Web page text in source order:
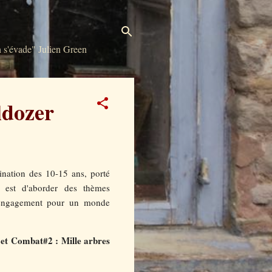
Julien Green
des 10-15 ans, porté
d'aborder des thèmes
pour un monde
Combat#2 : Mille arbres